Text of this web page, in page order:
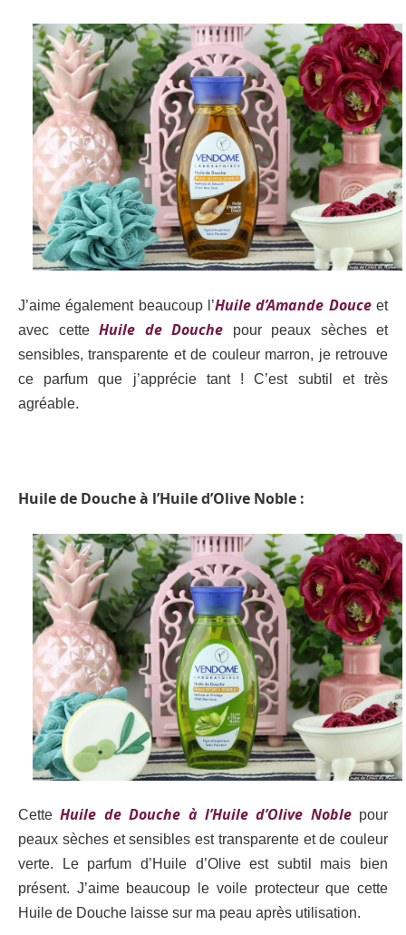
J’aime également beaucoup l’Huile d’Amande Douceet
avec cette Huile de Douche
pour peaux sèches et
sensibles, transparente et de couleur marron, je retrouve
ce parfum que j’apprécie tant ! C’est subtil et très
agréable.
Huile de Douche à l’Huile d’Olive Noble :
CetteHuile de Douche à l’Huile d’Olive Noble pour
peaux sèches et sensibles est transparente et de couleur
verte. Le parfum d’Huile d’Olive est subtil mais bien
présent. J’aime beaucoup le voile protecteur que cette
Huile de Douche laisse sur ma peau après utilisation.